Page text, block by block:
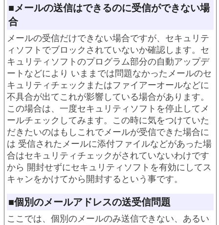
■メールの送信はできるのに受信ができない場
合
メールの受信だけできない場合ですが、セキュリテ
ィソフトでブロックされていないか確認します。セ
キュリティソフトのプログラム部分の自動アップデ
ートなどにより いままでは問題なかったメールのセ
キュリティチェックまたはファイアーオールなどに
不具合が出てこれが影響している場合があります。
この場合は、一度セキュリティソフトを停止してメ
ールチェックしてみます。この時に気をつけていた
だきたいのはもしこれでメールが受信できた場合に
は 受信されたメールに添付ファイルなどがあった場
合はセキュリティチェックがされていないわけです
から 開封せずにセキュリティソフトを有効にしてス
キャンをかけてから開封するという事です。
■個別のメールアドレスの送受信問題
ここでは、個別のメールのみ送信できない、あるい